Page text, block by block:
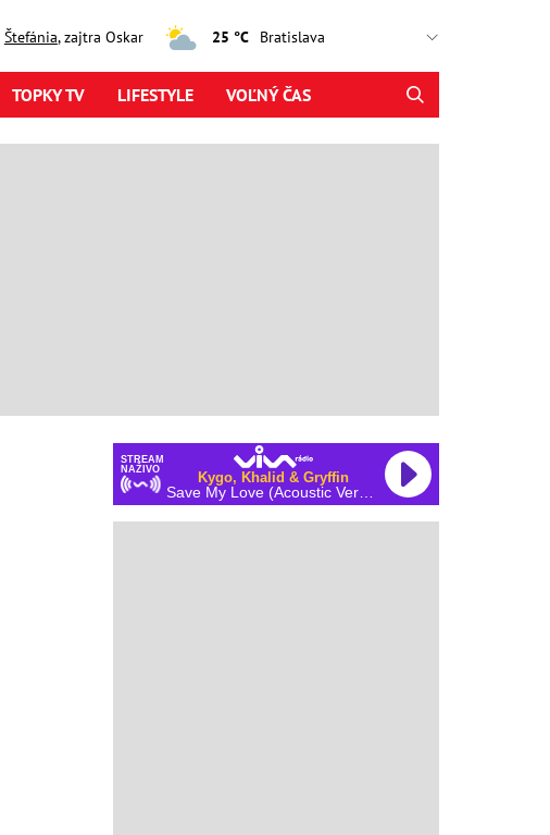
Štefánia, zajtra Oskar 25 °C
TOPKY TV LIFESTYLE VOĽNÝ ČAS
STREAM
NAŽIVO
Kygo, Khalid & Gryffin